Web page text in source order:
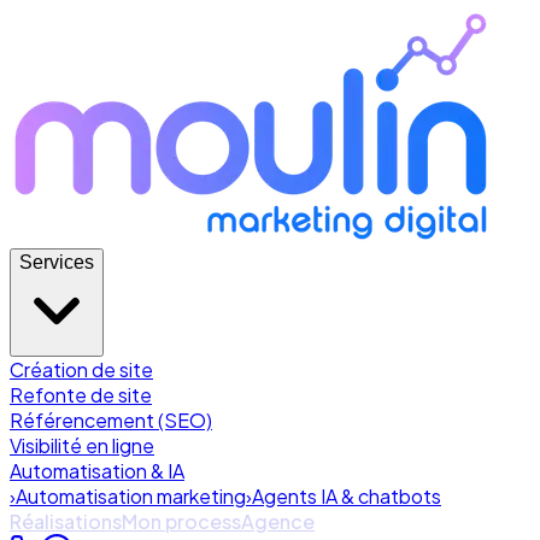
Services
Création de site
Refonte de site
Référencement (SEO)
Visibilité en ligne
Automatisation & IA
›Automatisation marketing›Agents IA & chatbots
RéalisationsMon processAgence